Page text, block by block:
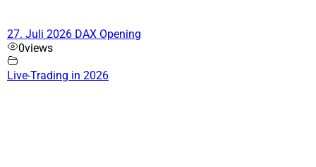
27. Juli 2026 DAX Opening
0views
Live-Trading in 2026